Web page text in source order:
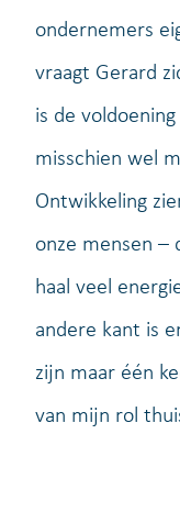
ondernemers
vraagt Gerard
is de
misschien wel
Ontwikkeling
onze mensen –
haal veel
andere kant is
zijn maar één
van mijn rol